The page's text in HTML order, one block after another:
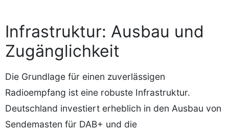
Infrastruktur: Ausbau und
Zugänglichkeit
Die Grundlage für einen zuverlässigen
Radioempfang ist eine robuste Infrastruktur.
Deutschland investiert erheblich in den Ausbau von
Sendemasten für DAB+ und die